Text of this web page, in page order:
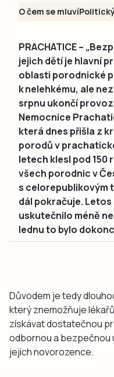
O čem se mluví
PRACHATICE –
jejich dětí je hlavní
oblasti porodnické
k nelehkému, ale
srpnu ukončí
Nemocnice
která dnes přišla z
porodů v
letech klesl pod 150
všech porodnic v
s celorepublikovým
dál pokračuje.
uskutečnilo méně
lednu to bylo
Důvodem je tedy
který znemožňuje
získávat dostatečnou
odbornou a bezpečnou
jejich novorozence.